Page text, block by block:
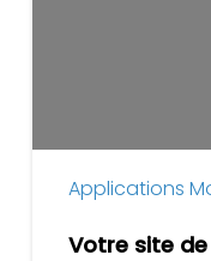
Apple
sélection
Applications
Votre site